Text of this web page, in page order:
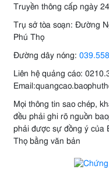
Truyền thông cấp ngày
Trụ sở tòa soạn: Đường
Phú Thọ
Đường dây nóng:
Liên hệ quảng cáo:
Mọi thông tin sao chép,
đều phải ghi rõ nguồn
phải được sự đồng ý của
Thọ bằng văn bản